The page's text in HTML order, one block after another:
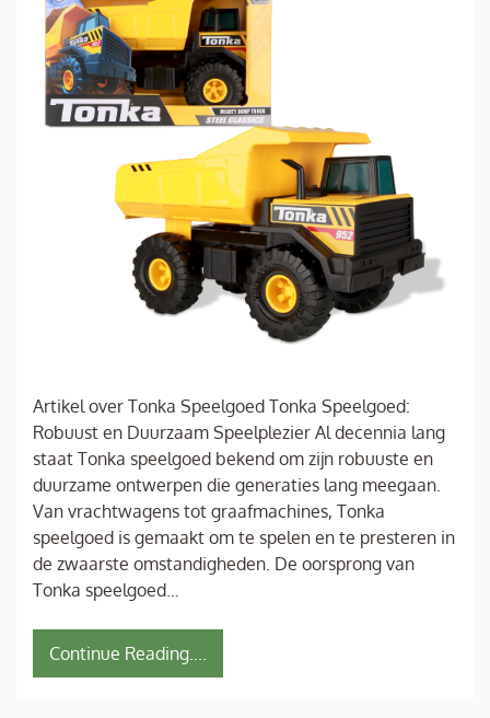
Artikel over Tonka Speelgoed Tonka Speelgoed:
Robuust en Duurzaam Speelplezier Al decennia lang
staat Tonka speelgoed bekend om zijn robuuste en
duurzame ontwerpen die generaties lang meegaan.
Van vrachtwagens tot graafmachines, Tonka
speelgoed is gemaakt om te spelen en te presteren in
de zwaarste omstandigheden. De oorsprong van
Tonka speelgoed…
Continue Reading....